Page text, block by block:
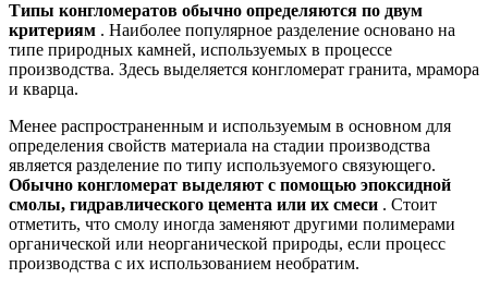
Типы конгломератов обычно определяются по двум
критериям . Наиболее популярное разделение основано на
типе природных камней, используемых в процессе
производства. Здесь выделяется конгломерат гранита, мрамора
и кварца.
Менее распространенным и используемым в основном для
определения свойств материала на стадии производства
является разделение по типу используемого связующего.
Обычно конгломерат выделяют с помощью эпоксидной
смолы, гидравлического цемента или их смеси . Стоит
отметить, что смолу иногда заменяют другими полимерами
органической или неорганической природы, если процесс
производства с их использованием необратим.